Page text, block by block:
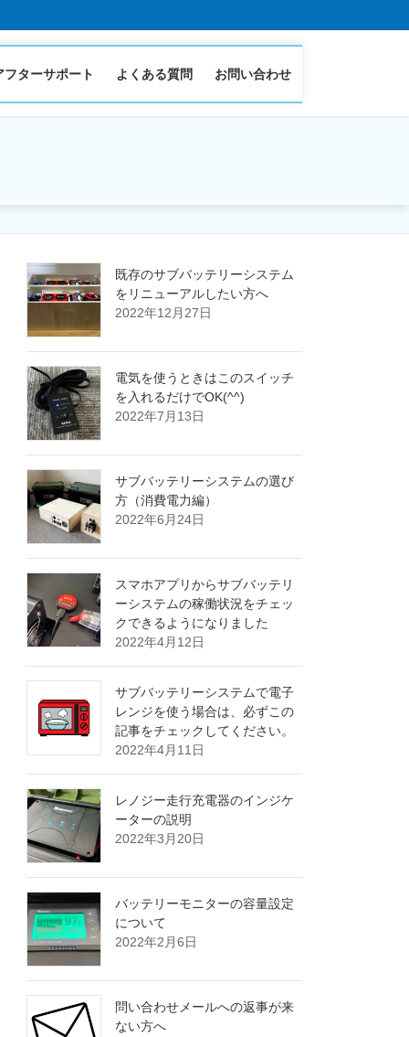
フターサポート よくある質問 お問い合わせ
既存のサブバッテリーシステム
をリニューアルしたい方へ
2022年12月27日
電気を使うときはこのスイッチ
を入れるだけでOK(^^)
2022年7月13日
サブバッテリーシステムの選び
方（消費電力編）
2022年6月24日
スマホアプリからサブバッテリ
ーシステムの稼働状況をチェッ
クできるようになりました
2022年4月12日
サブバッテリーシステムで電子
レンジを使う場合は、必ずこの
記事をチェックしてください。
2022年4月11日
レノジー走行充電器のインジケ
ーターの説明
2022年3月20日
バッテリーモニターの容量設定
について
2022年2月6日
問い合わせメールへの返事が来
ない方へ